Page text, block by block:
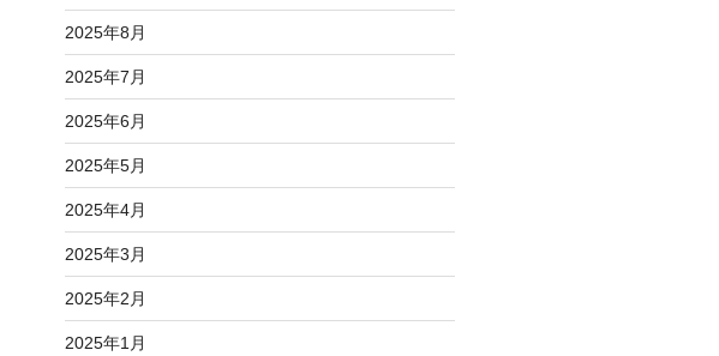
2025年8月
2025年7月
2025年6月
2025年5月
2025年4月
2025年3月
2025年2月
2025年1月